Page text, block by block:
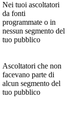
Nei tuoi ascoltatori
da fonti
programmate o in
nessun segmento del
tuo pubblico
Ascoltatori che non
facevano parte di
alcun segmento del
tuo pubblico